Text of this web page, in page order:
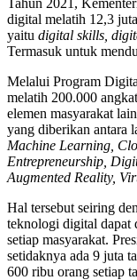
digital melatih 12,3
yaitu digital skills,
Termasuk untuk
Melalui Program
melatih 200.000
elemen masyarakat
yang diberikan antara
Machine Learning,
Entrepreneurship,
Augmented Reality,
Hal tersebut seiring
teknologi digital dapat
setiap masyarakat.
setidaknya ada 9 juta
600 ribu orang setiap